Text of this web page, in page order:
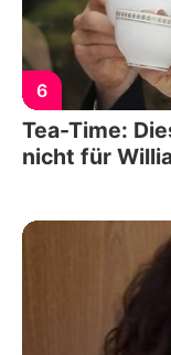
6
Tea-Time:
nicht für